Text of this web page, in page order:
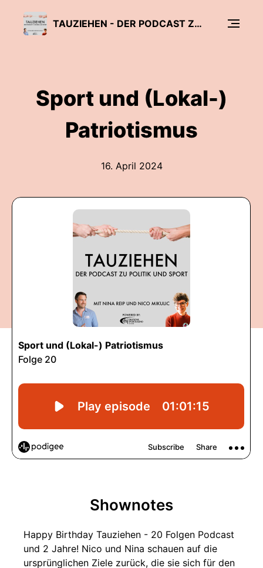
TAUZIEHEN - DER PODCAST ZU POLITIK UND SPORT!
Sport und (Lokal-)
Patriotismus
16. April 2024
Shownotes
Happy Birthday Tauziehen - 20 Folgen Podcast
und 2 Jahre! Nico und Nina schauen auf die
ursprünglichen Ziele zurück, die sie sich für den